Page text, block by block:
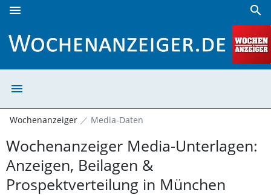
menu search
menu
Wochenanzeiger Media-Daten
Wochenanzeiger Media-Unterlagen:
Anzeigen, Beilagen &
Prospektverteilung in München